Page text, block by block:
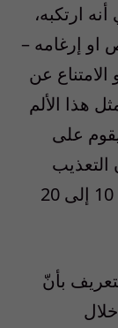
ارتكبه،
إرغامه –
عن
هذا الألم
على
التعذيب
الذي يفضي إلى الموت بالاعتقال من 10 إلى 20
بأنّ